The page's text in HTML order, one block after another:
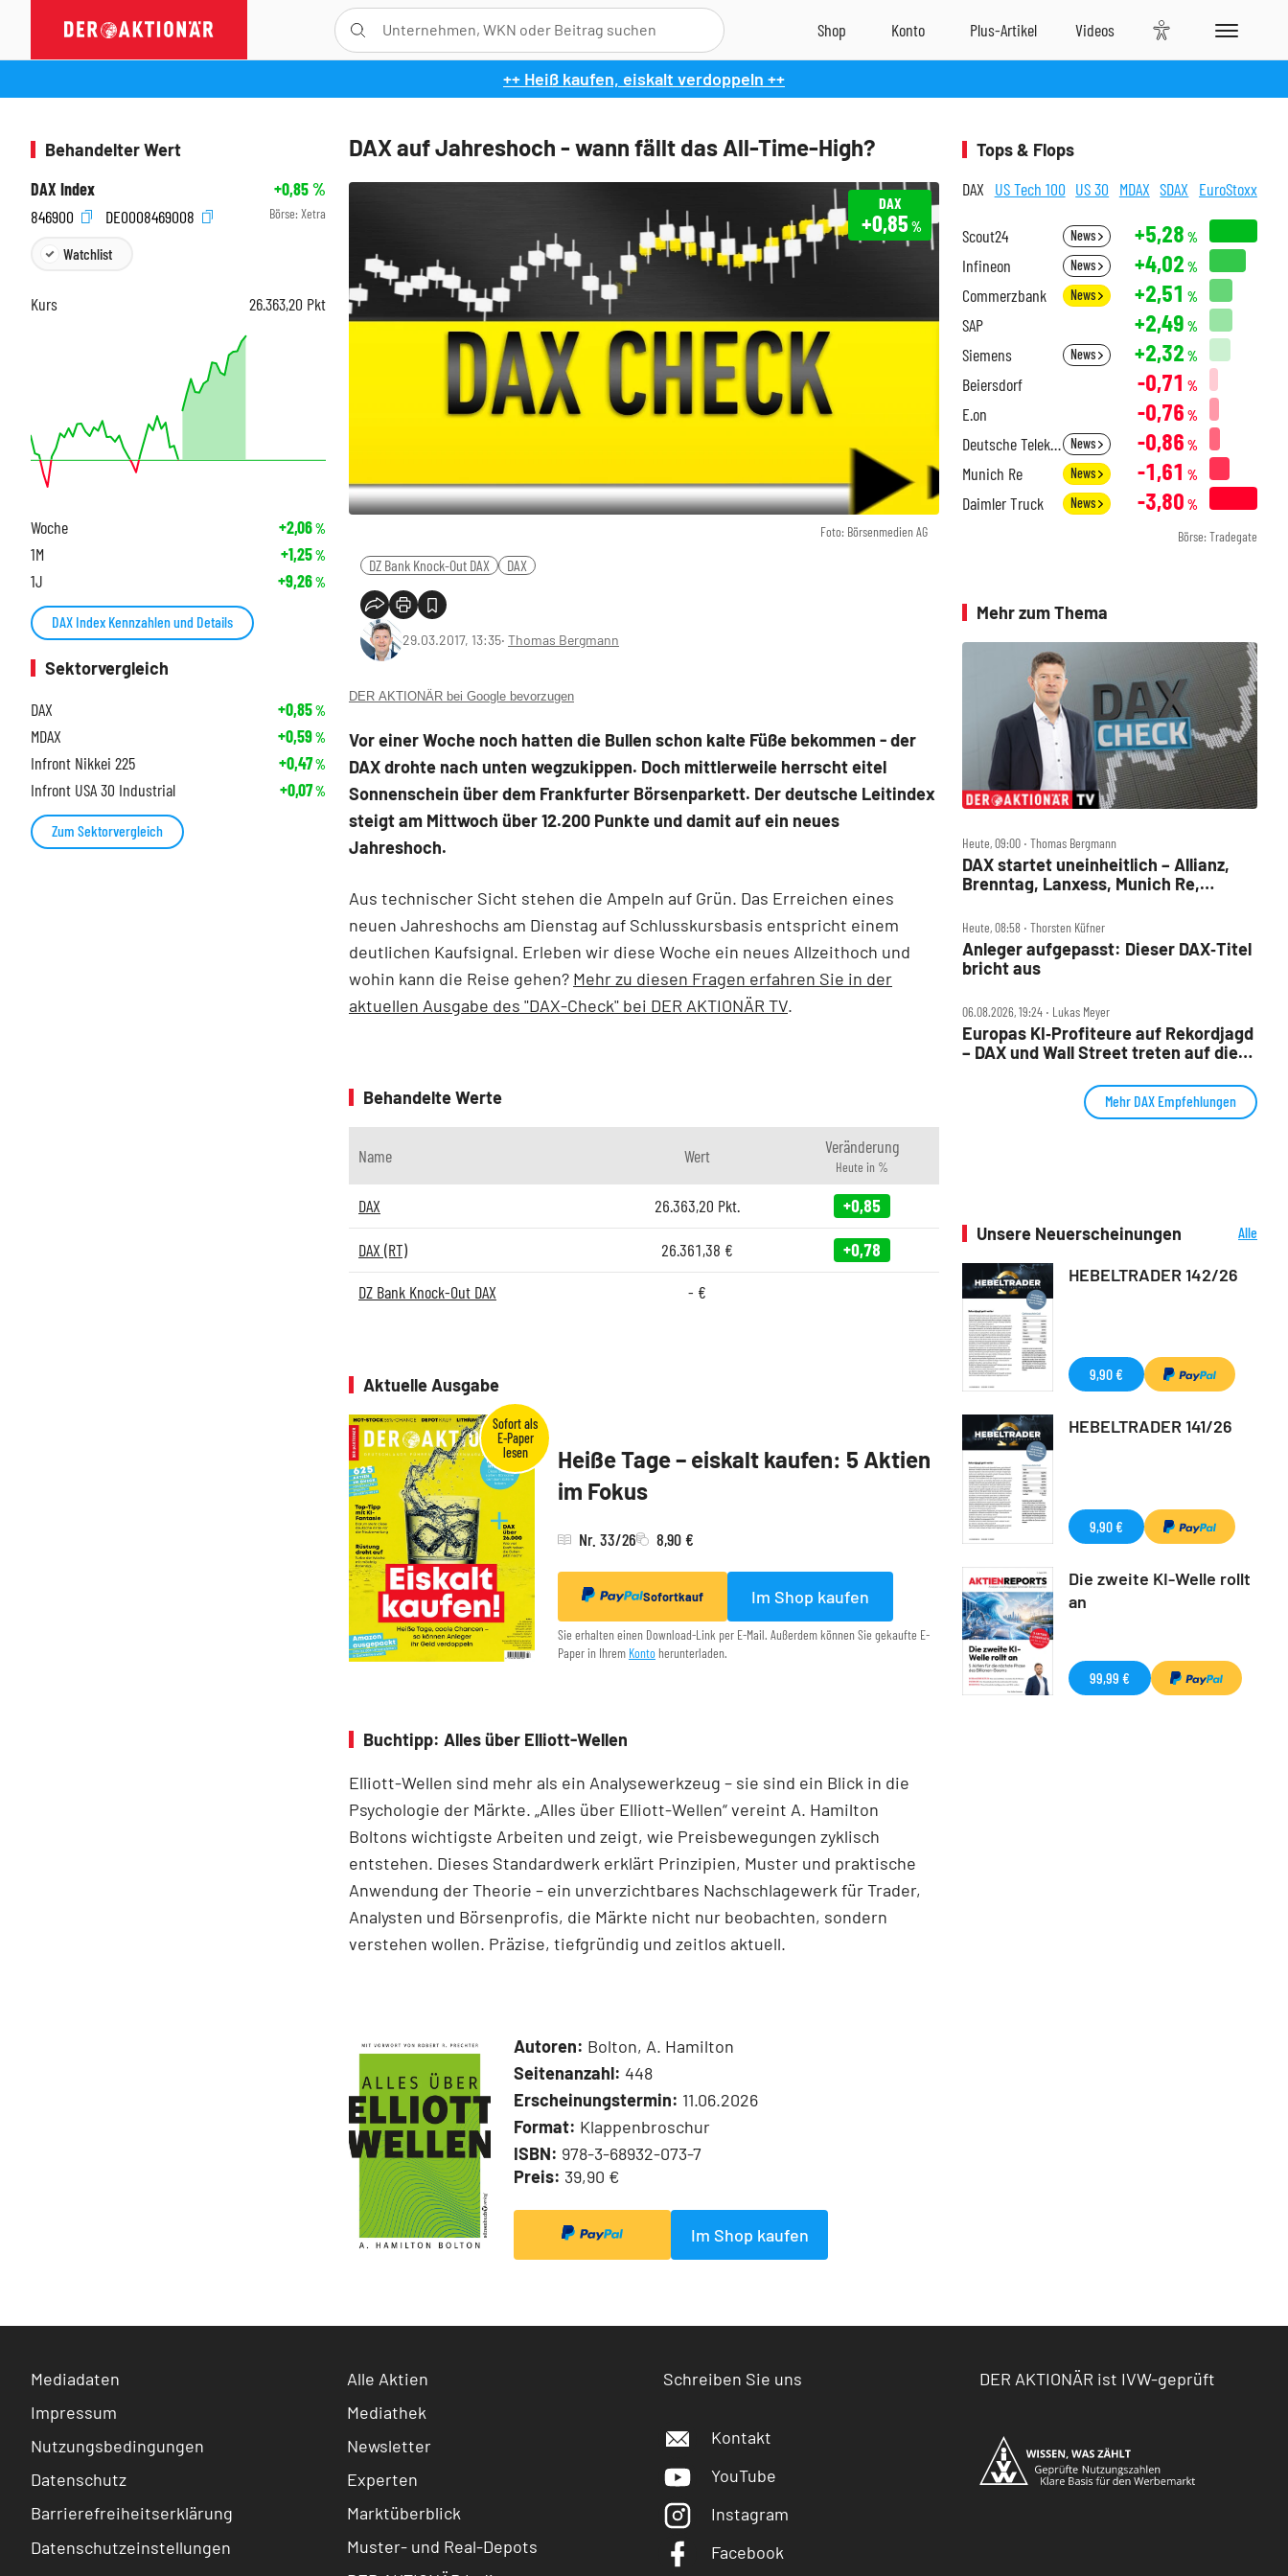
++ Heiß kaufen, eiskalt verdoppeln ++
DAX auf Jahreshoch - wann fällt das All-Time-High?
Foto: Börsenmedien AG
DAX
+0,85 %
DZ Bank Knock-Out DAX DAX
29.03.2017, 13:35‧ Thomas Bergmann
DER AKTIONÄR bei Google bevorzugen
Vor einer Woche noch hatten die Bullen schon kalte Füße bekommen - der
DAX drohte nach unten wegzukippen. Doch mittlerweile herrscht eitel
Sonnenschein über dem Frankfurter Börsenparkett. Der deutsche Leitindex
steigt am Mittwoch über 12.200 Punkte und damit auf ein neues
Jahreshoch.
Aus technischer Sicht stehen die Ampeln auf Grün. Das Erreichen eines
neuen Jahreshochs am Dienstag auf Schlusskursbasis entspricht einem
deutlichen Kaufsignal. Erleben wir diese Woche ein neues Allzeithoch und
wohin kann die Reise gehen? Mehr zu diesen Fragen erfahren Sie in der
aktuellen Ausgabe des "DAX-Check" bei DER AKTIONÄR TV.
Behandelte Werte
Name Wert Veränderung
Heute in %
DAX 26.363,20 Pkt. +0,85
DAX (RT) 26.361,38 €
+0,78
DZ Bank Knock-Out DAX
- €
Aktuelle Ausgabe
Heiße Tage – eiskalt kaufen: 5 Aktien
im Fokus
Nr. 33/26 8,90 €
Sofortkauf Im Shop kaufen
Sie erhalten einen Download-Link per E-Mail. Außerdem können Sie gekaufte E-
Paper in Ihrem Konto herunterladen.
Buchtipp: Alles über Elliott-Wellen
Elliott-Wellen sind mehr als ein Analysewerkzeug – sie sind ein Blick in die
Psychologie der Märkte. „Alles über Elliott-Wellen“ vereint A. Hamilton
Boltons wichtigste Arbeiten und zeigt, wie Preisbewegungen zyklisch
entstehen. Dieses Standardwerk erklärt Prinzipien, Muster und praktische
Anwendung der Theorie – ein unverzichtbares Nachschlagewerk für Trader,
Analysten und Börsenprofis, die Märkte nicht nur beobachten, sondern
verstehen wollen. Präzise, tiefgründig und zeitlos aktuell.
Autoren: Bolton, A. Hamilton
Seitenanzahl: 448
Erscheinungstermin: 11.06.2026
Format: Klappenbroschur
ISBN: 978-3-68932-073-7
Preis: 39,90 €
Im Shop kaufen
Behandelter Wert
DAX Index
+0,85%
846900
DE0008469008 Börse: Xetra
Watchlist
Kurs 26.363,20 Pkt
Woche +2,06%
1M +1,25%
1J +9,26%
DAX Index Kennzahlen und Details
Sektorvergleich
DAX
+0,85%
MDAX +0,59%
Infront Nikkei 225 +0,47%
Infront USA 30 Industrial +0,07%
Zum Sektorvergleich
Tops & Flops
DAX US Tech 100 US 30 MDAX SDAX EuroStoxx
Scout24 News +5,28 %
Infineon News +4,02 %
Commerzbank News +2,51 %
SAP +2,49 %
Siemens News +2,32 %
Beiersdorf -0,71 %
E.on -0,76 %
Deutsche Telekom News -0,86 %
Munich Re News -1,61 %
Daimler Truck News -3,80 %
Börse: Tradegate
Mehr zum Thema
Heute, 09:00 ‧ Thomas Bergmann
DAX startet uneinheitlich – Allianz,
Brenntag, Lanxess, Munich Re,
Heute, 08:58 ‧ Thorsten Küfner
Anleger aufgepasst: Dieser DAX‑Titel
bricht aus
06.08.2026, 19:24 ‧ Lukas Meyer
Europas KI‑Profiteure auf Rekordjagd
– DAX und Wall Street treten auf die
Mehr DAX Empfehlungen
Unsere Neuerscheinungen
Alle
HEBELTRADER 142/26
9,90 €
HEBELTRADER 141/26
9,90 €
Die zweite KI-Welle rollt
an
99,99 €
Mediadaten
Impressum
Nutzungsbedingungen
Datenschutz
Barrierefreiheitserklärung
Datenschutzeinstellungen
Alle Aktien
Mediathek
Newsletter
Experten
Marktüberblick
Muster- und Real-Depots
Schreiben Sie uns
Kontakt
YouTube
Instagram
Facebook
DER AKTIONÄR ist IVW-geprüft